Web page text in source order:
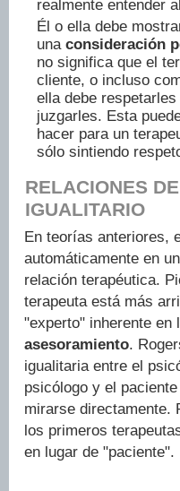
realmente entender
Él o ella debe
unaconsideración
no significa que el
cliente, o incluso
ella debe
juzgarles. Esta
hacer para un
sólo sintiendo
RELACIONES
IGUALITARIO
En teorías anteriores,
automáticamente en
relación terapéutica.
terapeuta está más
"experto" inherente en
asesoramiento.
igualitaria entre el
psicólogo y el
mirarse directamente.
los primeros
en lugar de "paciente".